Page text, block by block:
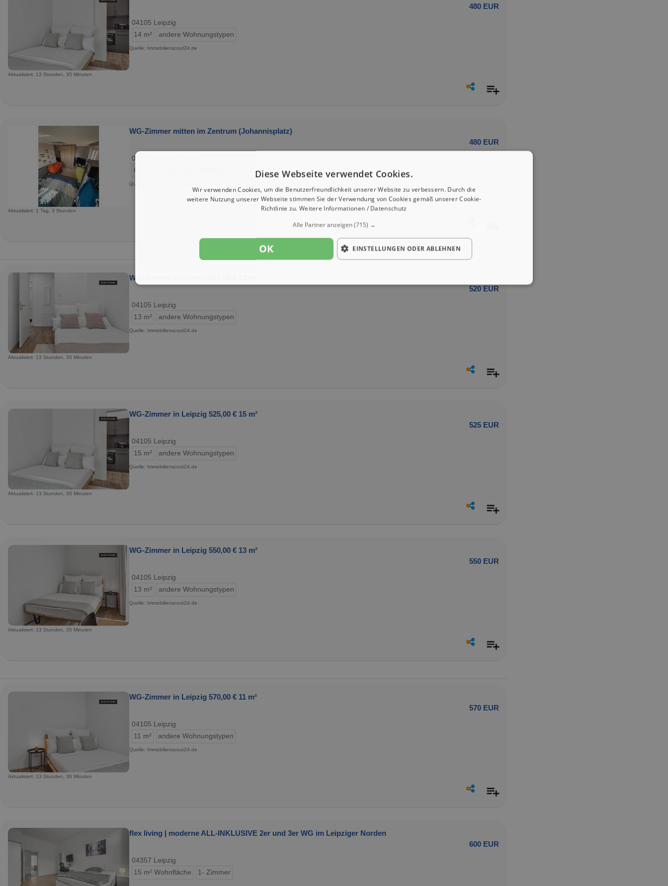
480 EUR
04105 Leipzig
14 m²
andere Wohnungstypen
Quelle: Immobilienscout24.de
Aktualisiert: 13 Stunden, 35 Minuten
WG-Zimmer mitten im Zentrum (Johannisplatz)
480 EUR
04103 Leipzig / Mitte
64 m²
Quelle: Internet-Kleinanzeigen
Aktualisiert: 1 Tag, 3 Stunden
WG-Zimmer in Leipzig 520,00 € 13 m²
520 EUR
04105 Leipzig
13 m²
andere Wohnungstypen
Quelle: Immobilienscout24.de
Aktualisiert: 13 Stunden, 35 Minuten
WG-Zimmer in Leipzig 525,00 € 15 m²
525 EUR
04105 Leipzig
15 m²
andere Wohnungstypen
Quelle: Immobilienscout24.de
Aktualisiert: 13 Stunden, 35 Minuten
WG-Zimmer in Leipzig 550,00 € 13 m²
550 EUR
04105 Leipzig
13 m²
andere Wohnungstypen
Quelle: Immobilienscout24.de
Aktualisiert: 13 Stunden, 35 Minuten
WG-Zimmer in Leipzig 570,00 € 11 m²
570 EUR
04105 Leipzig
11 m²
andere Wohnungstypen
Quelle: Immobilienscout24.de
Aktualisiert: 13 Stunden, 36 Minuten
flex living | moderne ALL-INKLUSIVE 2er und 3er WG im Leipziger Norden
600 EUR
04357 Leipzig
15 m² Wohnfläche
1- Zimmer
Diese Webseite verwendet Cookies.
Wir verwenden Cookies, um die Benutzerfreundlichkeit unserer Website zu verbessern. Durch die
weitere Nutzung unserer Webseite stimmen Sie der Verwendung von Cookies gemäß unserer Cookie-
Richtlinie zu. Weitere Informationen / Datenschutz
Alle Partner anzeigen(715) →
OK EINSTELLUNGEN ODER ABLEHNEN